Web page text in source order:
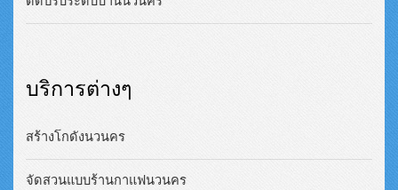
บริการต่างๆ
สร้างโกดังนวนคร
จัดสวนแบบร้านกาแฟนวนคร